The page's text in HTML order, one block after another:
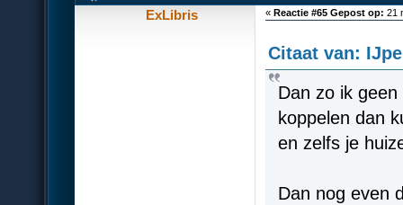
ExLibris «Reactie #65 Gepost op: 21
Citaat van:
Dan zo ik
koppelen dan
en zelfs je
Dan nog even